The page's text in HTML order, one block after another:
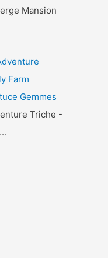
Mansion
Farm
Gemmes
Triche -